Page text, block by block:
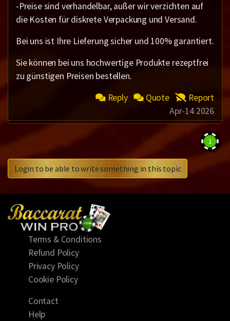
-Preise sind verhandelbar, außer wir verzichten auf
die Kosten für diskrete Verpackung und Versand.
Bei uns ist Ihre Lieferung sicher und 100% garantiert.
Sie können bei uns hochwertige Produkte rezeptfrei
zu günstigen Preisen bestellen.
Reply
Quote
Report
Apr-14 2026
1
Login to be able to write something in this topic
Terms & Conditions
Refund Policy
Privacy Policy
Cookie Policy
Contact
Help